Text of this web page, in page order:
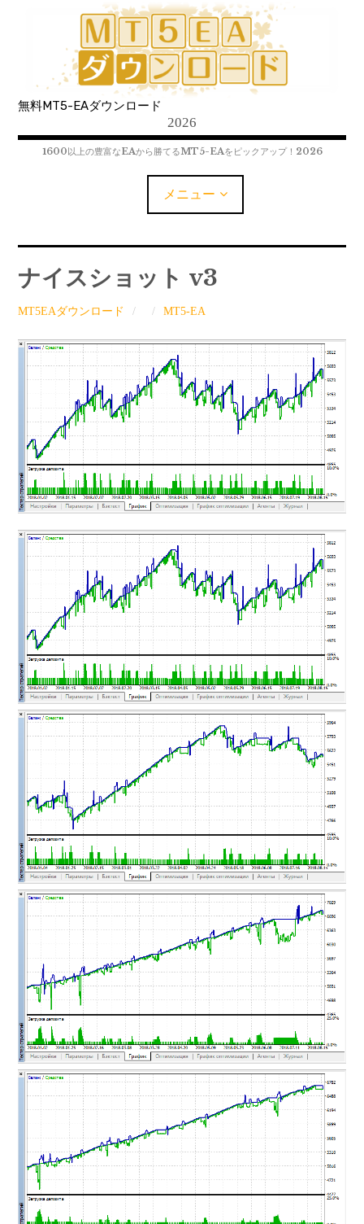
無料MT5-EAダウンロード
2026
1600以上の豊富なEAから勝てるMT5-EAをピックアップ！2026
メニュー
MT5-EAﾀﾞｳﾝﾛｰﾄﾞ
MT5インジケーター(制限解除中)
MT4-EAﾀﾞｳﾝﾛｰﾄﾞ
MT4インジケーター(制限解除中)
ナイスショット v3
MT5EAダウンロード MT5-EA